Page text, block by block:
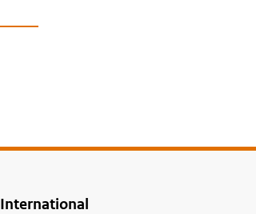
International